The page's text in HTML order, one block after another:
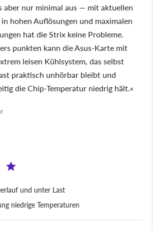
aber nur minimal aus — mit aktuellen
hohen Auflösungen und maximalen
hat die Strix keine Probleme.
punkten kann die Asus-Karte mit
leisen Kühlsystem, das selbst
praktisch unhörbar bleibt und
die Chip-Temperatur niedrig hält.«
und unter Last
niedrige Temperaturen